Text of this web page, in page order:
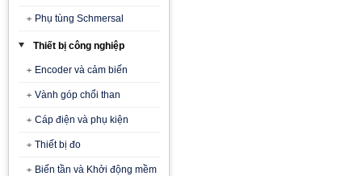
Phụ tùng Schmersal
Thiết bị công nghiệp
Encoder và cảm biến
Vành góp chổi than
Cáp điện và phụ kiện
Thiết bị đo
Biến tần và Khởi động mềm